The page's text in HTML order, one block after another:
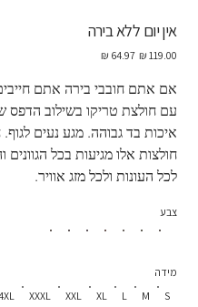
אין יום ללא בירה
מחיר
מחיר
‏64.97 ‏₪
אם אתם חובבי בירה אתם
חולצות אלו מגיעות בכל
לכל העונות ולכל מזג אוויר.
צבע
S
M
L
XL
XXL
XXXL
מידה